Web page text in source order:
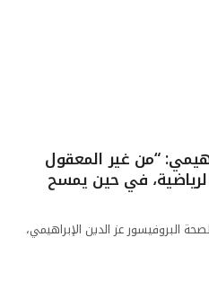
“من غير المعقول
في حين يمسح
البروفيسور عز الدين الإبراهيمي،